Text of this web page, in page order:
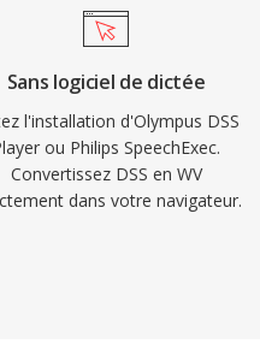
a
Sans logiciel de dictée
l'installation d'Olympus DSS
ou Philips SpeechExec.
Convertissez DSS en WV
dans votre navigateur.